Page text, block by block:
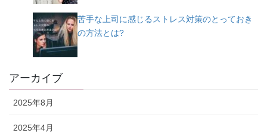
苦手な上司に感じるストレス対策のとっておき
の方法とは?
アーカイブ
2025年8月
2025年4月